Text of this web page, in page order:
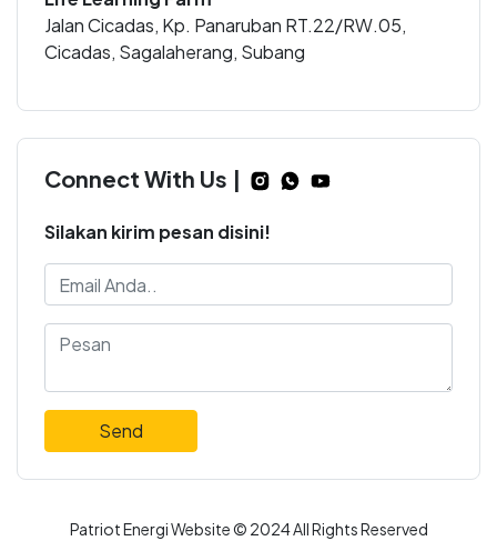
Jalan Cicadas, Kp. Panaruban RT.22/RW.05,
Cicadas, Sagalaherang, Subang
Connect With Us |
Silakan kirim pesan disini!
Send
Patriot Energi Website © 2024 All Rights Reserved